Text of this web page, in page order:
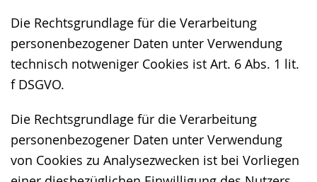
Die Rechtsgrundlage für die Verarbeitung
personenbezogener Daten unter Verwendung
technisch notweniger Cookies ist Art. 6 Abs. 1 lit.
f DSGVO.
Die Rechtsgrundlage für die Verarbeitung
personenbezogener Daten unter Verwendung
von Cookies zu Analysezwecken ist bei Vorliegen